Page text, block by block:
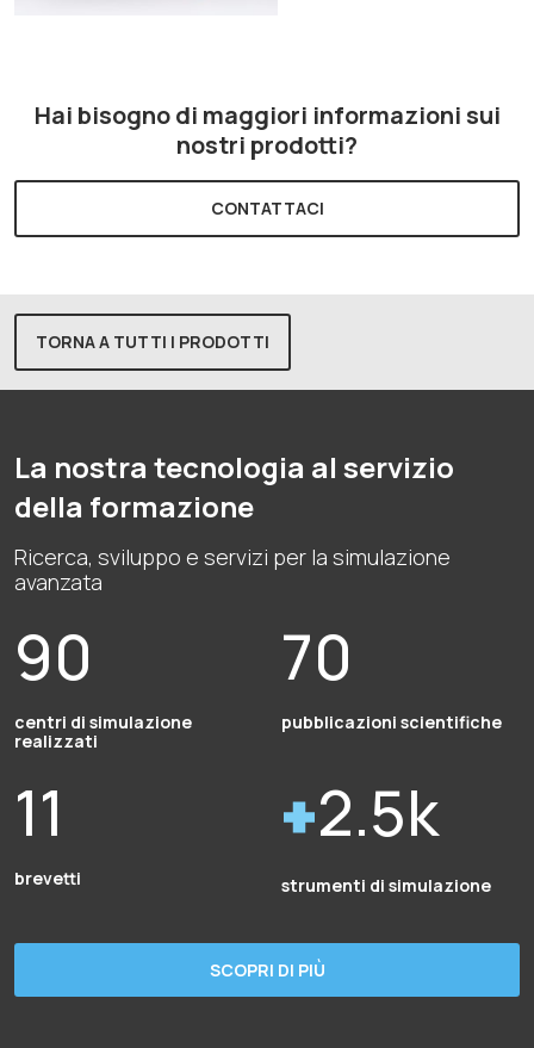
Hai bisogno di maggiori informazioni sui
nostri prodotti?
CONTATTACI
TORNA A TUTTI I PRODOTTI
La nostra tecnologia al servizio
della formazione
Ricerca, sviluppo e servizi per la simulazione
avanzata
90
centri di simulazione
realizzati
70
pubblicazioni scientifiche
11
brevetti
2.5k
strumenti di simulazione
SCOPRI DI PIÙ